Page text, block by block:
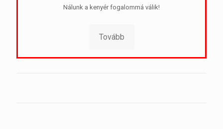
Nálunk a kenyér fogalommá válik!
Tovább